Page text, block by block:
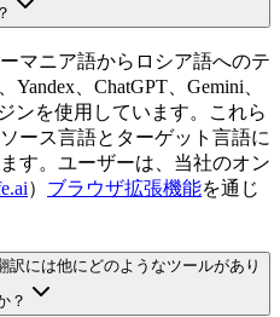
マニア語からロシア語へのテ
、ChatGPT、Gemini、
ンを使用しています。これら
ース言語とターゲット言語に
す。ユーザーは、当社のオン
） ブラウザ拡張機能を通じ
には他にどのようなツールがあり
？